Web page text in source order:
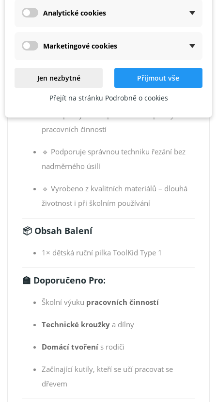
✅ Vlastnosti Produktu
🔹 Lehká, ale dostatečně pevná pro řezání
pracovních činností
🔹 Podporuje správnou techniku řezání bez
nadměrného úsilí
🔹 Vyrobeno z kvalitních materiálů – dlouhá
životnost i při školním používání
📦 Obsah Balení
1× dětská ruční pilka ToolKid Type 1
🏫 Doporučeno Pro:
Školní výuku pracovních činností
Technické kroužky a dílny
Domácí tvoření s rodiči
Začínající kutily, kteří se učí pracovat se
dřevem
Analytické cookies
Marketingové cookies
Jen nezbytné Přijmout vše
Přejít na stránku Podrobně o cookies